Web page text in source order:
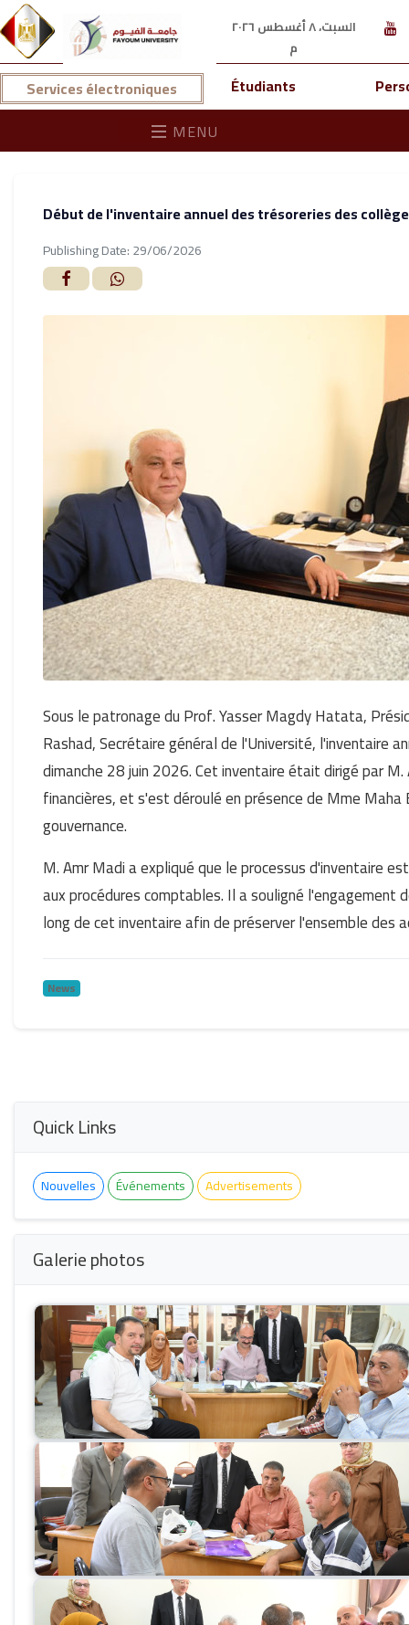
السبت، ٨ أغسطس ٢٠٢٦
م
Services électroniques Étudiants
MENU
Début de l'inventaire annuel des trésoreries des
Publishing Date: 29/06/2026
Sous le patronage du Prof. Yasser Magdy Hatata,
Rashad, Secrétaire général de l'Université,
dimanche 28 juin 2026. Cet inventaire était dirigé par
financières, et s'est déroulé en présence de Mme
gouvernance.
M. Amr Madi a expliqué que le processus d'inventaire
aux procédures comptables. Il a souligné
long de cet inventaire afin de préserver l'ensemble des
News
Quick Links
Nouvelles Événements Advertisements
Galerie photos